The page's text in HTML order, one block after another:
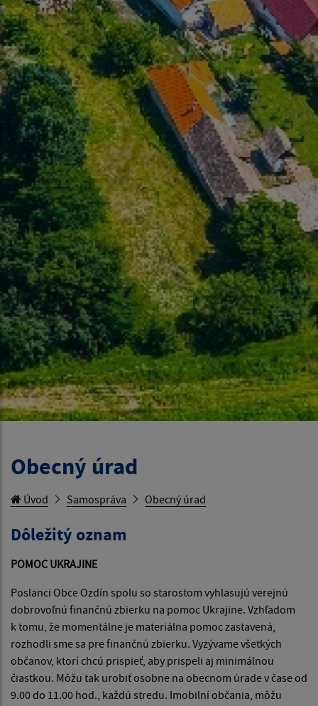
Obecný úrad
Úvod Samospráva Obecný úrad
Dôležitý oznam
POMOC UKRAJINE
Poslanci Obce Ozdín spolu so starostom vyhlasujú verejnú
dobrovoľnú finančnú zbierku na pomoc Ukrajine. Vzhľadom
k tomu, že momentálne je materiálna pomoc zastavená,
rozhodli sme sa pre finančnú zbierku. Vyzývame všetkých
občanov, ktorí chcú prispieť, aby prispeli aj minimálnou
čiastkou. Môžu tak urobiť osobne na obecnom úrade v čase od
9.00 do 11.00 hod., každú stredu. Imobilní občania, môžu